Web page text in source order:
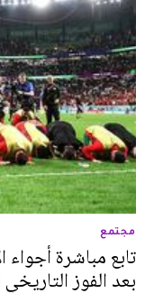
مجتمع
تابع مباشرة أجواء
بعد الفوز